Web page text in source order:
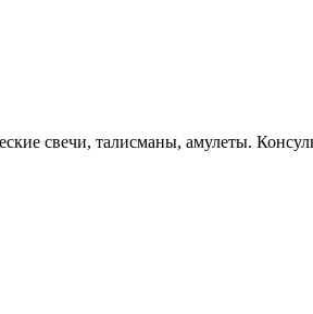
свечи, талисманы, амулеты.